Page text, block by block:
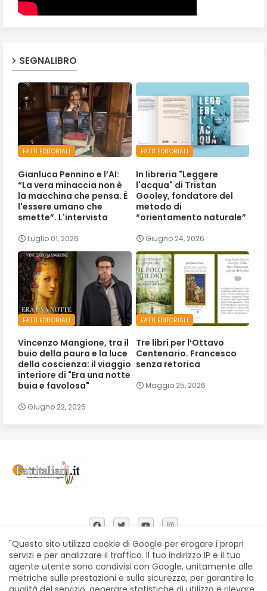
SEGNALIBRO
FATTI EDITORIALI
Gianluca Pennino e l’AI:
“La vera minaccia non è
la macchina che pensa. È
l'essere umano che
smette”. L'intervista
Luglio 01, 2026
FATTI EDITORIALI
In libreria "Leggere
l'acqua" di Tristan
Gooley, fondatore del
metodo di
“orientamento naturale”
Giugno 24, 2026
FATTI EDITORIALI
Vincenzo Mangione, tra il
buio della paura e la luce
della coscienza: il viaggio
interiore di "Era una notte
buia e favolosa"
Giugno 22, 2026
FATTI EDITORIALI
Tre libri per l’Ottavo
Centenario. Francesco
senza retorica
Maggio 25, 2026
Home Chi siamo Contatti
Privacy Policy
Segnalazioni
"Questo sito utilizza cookie di Google per erogare i propri
servizi e per analizzare il traffico. Il tuo indirizzo IP e il tuo
agente utente sono condivisi con Google, unitamente alle
metriche sulle prestazioni e sulla sicurezza, per garantire la